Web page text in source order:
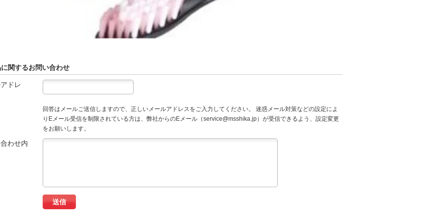
関するお問い合わせ
ドレ
回答はメールご送信しますので、正しいメールアドレスをご入力してください。 迷惑メール対策などの設定によ
りEメール受信を制限されている方は、弊社からのEメール（service@msshika.jp）が受信できるよう、設定変更
をお願いします。
わせ内